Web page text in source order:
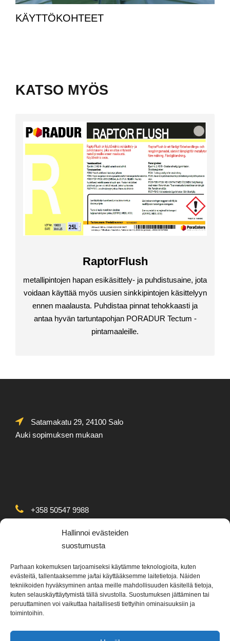
Hallinnoi evästeiden
suostumusta
Parhaan kokemuksen tarjoamiseksi käytämme teknologioita, kuten
evästeitä, tallentaaksemme ja/tai käyttääksemme laitetietoja. Näiden
tekniikoiden hyväksyminen antaa meille mahdollisuuden käsitellä tietoja,
kuten selauskäyttäytymistä tällä sivustolla. Suostumuksen jättäminen tai
peruuttaminen voi vaikuttaa haitallisesti tiettyihin ominaisuuksiin ja
toimintoihin.
KÄYTTÖKOHTEET
KATSO MYÖS
RaptorFlush
metallipintojen hapan esikäsittely- ja puhdistusaine, jota
voidaan käyttää myös uusien sinkkipintojen käsittelyyn
ennen maalausta. Puhdistaa pinnat tehokkaasti ja
antaa hyvän tartuntapohjan PORADUR Tectum -
pintamaaleille.
Satamakatu 29, 24100 Salo
Auki sopimuksen mukaan
+358 50547 9988
info@poracolors.fi